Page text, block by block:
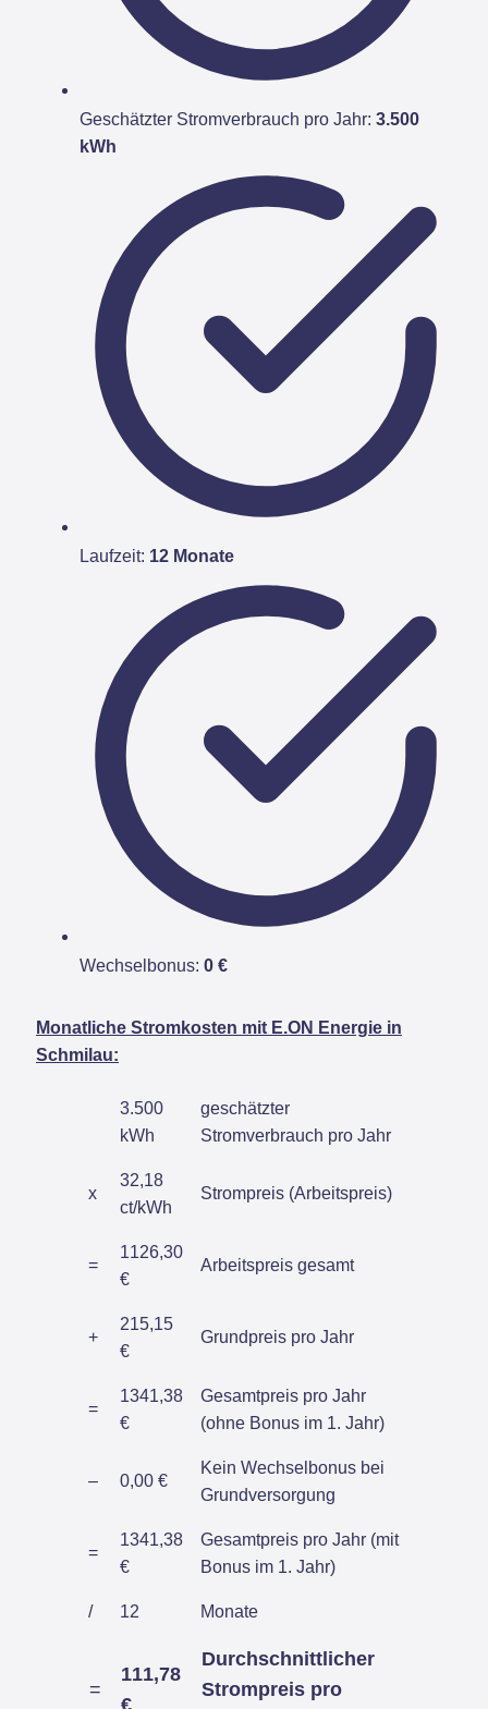
Geschätzter Stromverbrauch pro Jahr: 3.500
kWh
Laufzeit: 12 Monate
Wechselbonus: 0 €
Monatliche Stromkosten mit E.ON Energie in
Schmilau:
3.500
kWh
geschätzter
Stromverbrauch pro Jahr
x
32,18
ct/kWh
Strompreis (Arbeitspreis)
=
1126,30
€
Arbeitspreis gesamt
+
215,15
€
Grundpreis pro Jahr
=
1341,38
€
Gesamtpreis pro Jahr
(ohne Bonus im 1. Jahr)
– 0,00 €
Kein Wechselbonus bei
Grundversorgung
=
1341,38
€
Gesamtpreis pro Jahr (mit
Bonus im 1. Jahr)
/ 12 Monate
=
111,78
€
Durchschnittlicher
Strompreis pro